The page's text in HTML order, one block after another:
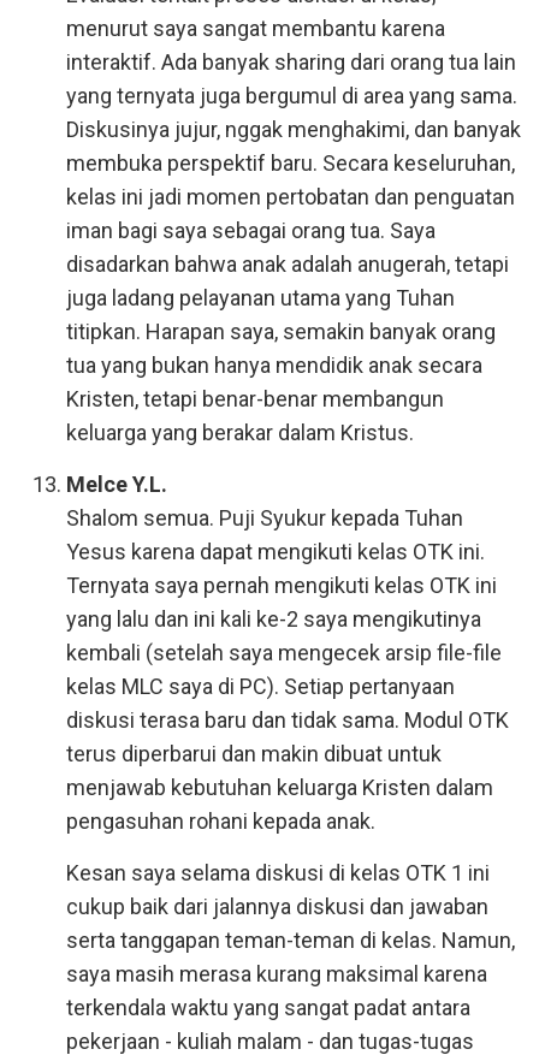
menurut saya sangat membantu karena
interaktif. Ada banyak sharing dari orang tua lain
yang ternyata juga bergumul di area yang sama.
Diskusinya jujur, nggak menghakimi, dan banyak
membuka perspektif baru. Secara keseluruhan,
kelas ini jadi momen pertobatan dan penguatan
iman bagi saya sebagai orang tua. Saya
disadarkan bahwa anak adalah anugerah, tetapi
juga ladang pelayanan utama yang Tuhan
titipkan. Harapan saya, semakin banyak orang
tua yang bukan hanya mendidik anak secara
Kristen, tetapi benar-benar membangun
keluarga yang berakar dalam Kristus.
Melce Y.L.
Shalom semua. Puji Syukur kepada Tuhan
Yesus karena dapat mengikuti kelas OTK ini.
Ternyata saya pernah mengikuti kelas OTK ini
yang lalu dan ini kali ke-2 saya mengikutinya
kembali (setelah saya mengecek arsip file-file
kelas MLC saya di PC). Setiap pertanyaan
diskusi terasa baru dan tidak sama. Modul OTK
terus diperbarui dan makin dibuat untuk
menjawab kebutuhan keluarga Kristen dalam
pengasuhan rohani kepada anak.
Kesan saya selama diskusi di kelas OTK 1 ini
cukup baik dari jalannya diskusi dan jawaban
serta tanggapan teman-teman di kelas. Namun,
saya masih merasa kurang maksimal karena
terkendala waktu yang sangat padat antara
pekerjaan - kuliah malam - dan tugas-tugas